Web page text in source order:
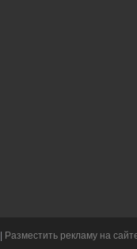
Разместить рекламу на